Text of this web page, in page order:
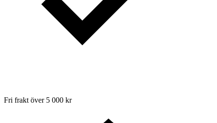
Fri frakt över 5 000 kr